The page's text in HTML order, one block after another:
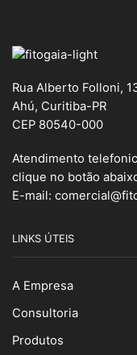
Rua Alberto Folloni,
Ahú, Curitiba-PR
CEP 80540-000
Atendimento
clique no botão
E-mail:
LINKS ÚTEIS
A Empresa
Consultoria
Produtos